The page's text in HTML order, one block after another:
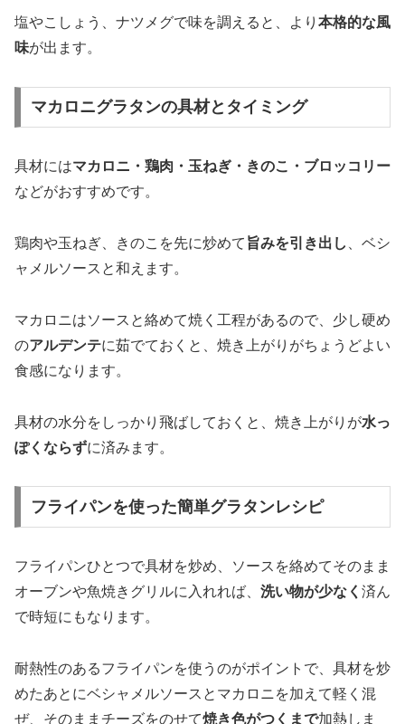
塩やこしょう、ナツメグで味を調えると、より 本格的な風
味が出ます。
マカロニグラタンの具材とタイミング
具材にはマカロニ・鶏肉・玉ねぎ・きのこ・ブロッコリー
などがおすすめです。
鶏肉や玉ねぎ、きのこを先に炒めて 旨みを引き出し
、ベシ
ャメルソースと和えます。
マカロニはソースと絡めて焼く工程があるので、少し硬め
のアルデンテに茹でておくと、焼き上がりがちょうどよい
食感になります。
具材の水分をしっかり飛ばしておくと、焼き上がりが水っ
ぽくならずに済みます。
フライパンを使った簡単グラタンレシピ
フライパンひとつで具材を炒め、ソースを絡めてそのまま
オーブンや魚焼きグリルに入れれば、 洗い物が少なく 済ん
で時短にもなります。
耐熱性のあるフライパンを使うのがポイントで、具材を炒
めたあとにベシャメルソースとマカロニを加えて軽く混
ぜ、そのままチーズをのせて焼き色がつくまで加熱しま